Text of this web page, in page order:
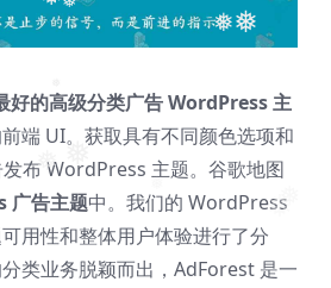
❅
❅
❅
❅
❅
❅ ❅
❅
好的高级分类广告 WordPress 主
端 UI。获取具有不同颜色选项和
布 WordPress 主题。谷歌地图
广告主题中。我们的 WordPress
用性和整体用户体验进行了分
类业务脱颖而出，AdForest 是一